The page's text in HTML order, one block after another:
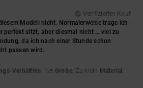
Verifizierter Kauf
Modell nicht. Normalerweise trage ich
perfekt sitzt, aber diesmal nicht … viel zu
da ich nach einer Stunde schon
passen wird.
Verhältnis: 1 /5 Größe: Zu klein Material :